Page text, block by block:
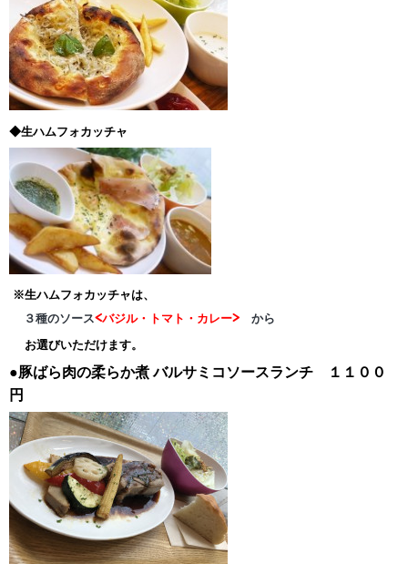
◆生ハムフォカッチャ
※生ハムフォカッチャは、
３種のソース<バジル・トマト・カレー> から
お選びいただけます。
●豚ばら肉の柔らか煮バルサミコソースランチ １１００
円